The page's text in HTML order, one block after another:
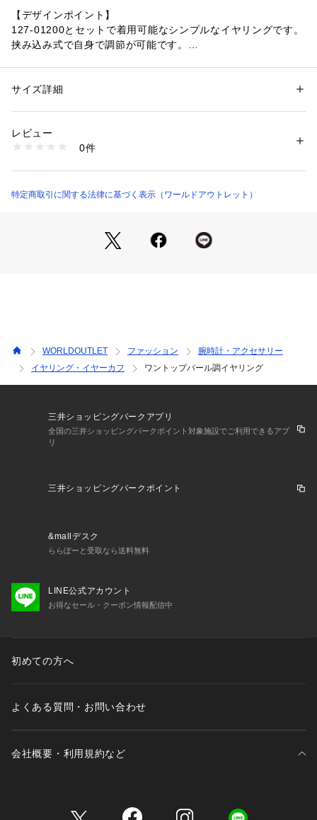
【デザインポイント】
127-01200とセットで着用可能なシンプルなイヤリングです。
挟み込み式で自身で調節が可能です。
【スタイリングポイント】
127-11200/01202とセットで着用いただくと寄り華やかさが
ホワイト(001)とホワイト(601)は、製作機械の違いによりカラ
性別：レディース
ーカフ
生産国：日本製
1096000001458
サイズ詳細
レビュー
0件
特定商取引に関する法律に基づく表示（ワールドアウトレット）
WORLDOUTLET ファッション
腕時計・アクセサリー
イヤリング・イヤーカフ
ワントップパール調イヤリング
三井ショッピングパークアプリ
全国の三井ショッピングパークポイント対象施設でご利用できるアプ
リ
三井ショッピングパークポイント
&mallデスク
ららぽーと受取なら送料無料
LINE公式アカウント
お得なセール・クーポン情報配信中
初めての方へ
よくある質問・お問い合わせ
会社概要・利用規約など